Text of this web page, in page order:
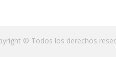
© Todos los derechos